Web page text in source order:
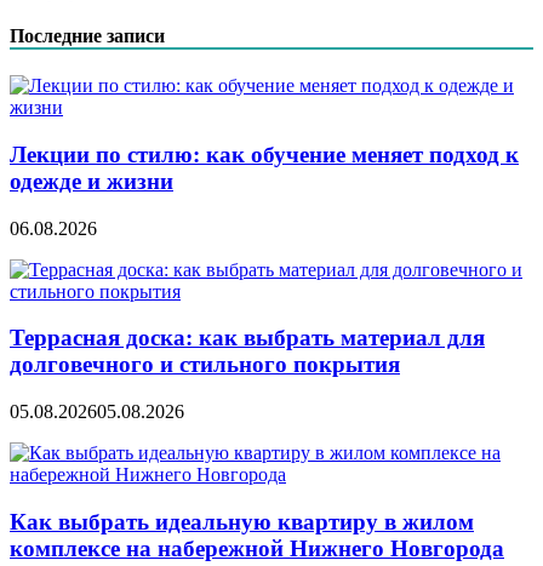
Последние записи
Лекции по стилю: как обучение меняет подход к
одежде и жизни
06.08.2026
Террасная доска: как выбрать материал для
долговечного и стильного покрытия
05.08.202605.08.2026
Как выбрать идеальную квартиру в жилом
комплексе на набережной Нижнего Новгорода